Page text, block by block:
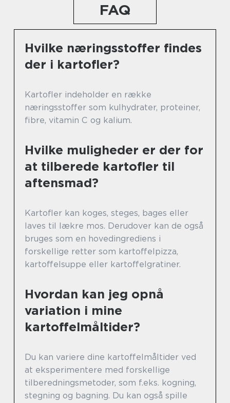
FAQ
Hvilke næringsstoffer findes
der i kartofler?
Kartofler indeholder en række
næringsstoffer som kulhydrater, proteiner,
fibre, vitamin C og kalium.
Hvilke muligheder er der for
at tilberede kartofler til
aftensmad?
Kartofler kan koges, steges, bages eller
laves til lækre mos. Derudover kan de også
bruges som en hovedingrediens i
forskellige retter som kartoffelpizza,
kartoffelsuppe eller kartoffelgratiner.
Hvordan kan jeg opnå
variation i mine
kartoffelmåltider?
Du kan variere dine kartoffelmåltider ved
at eksperimentere med forskellige
tilberedningsmetoder, som f.eks. kogning,
stegning og bagning. Du kan også spille